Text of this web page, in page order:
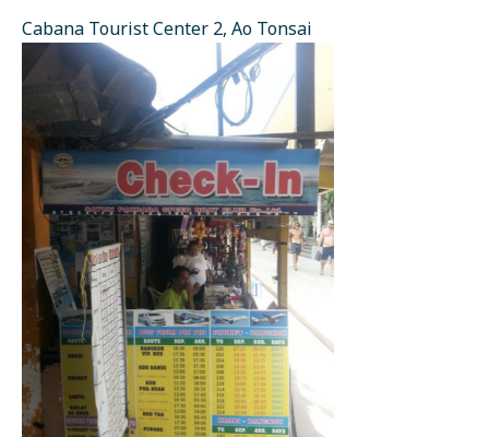
Cabana Tourist Center 2, Ao Tonsai